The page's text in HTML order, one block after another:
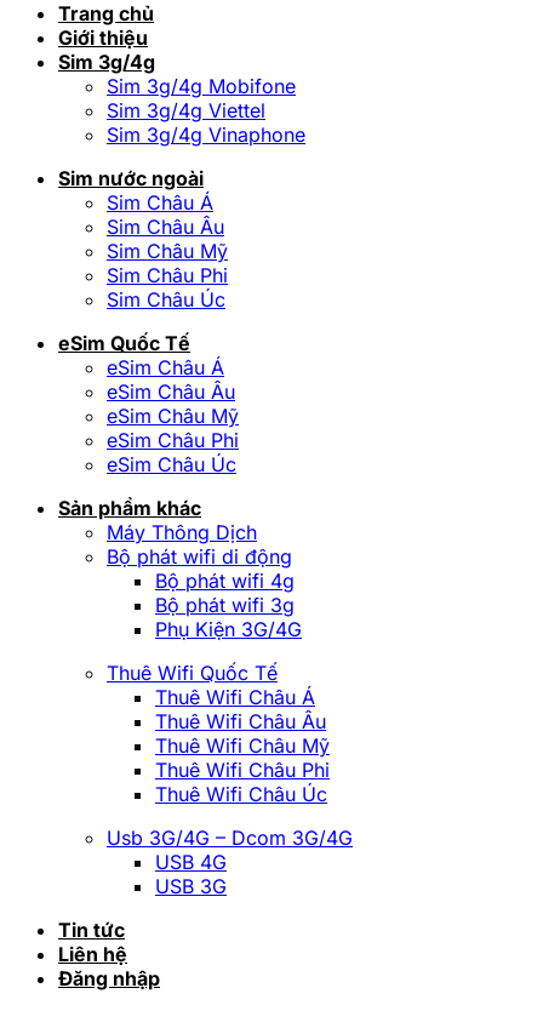
Trang chủ
Giới thiệu
Sim 3g/4g
Sim 3g/4g Mobifone
Sim 3g/4g Viettel
Sim 3g/4g Vinaphone
Sim nước ngoài
Sim Châu Á
Sim Châu Âu
Sim Châu Mỹ
Sim Châu Phi
Sim Châu Úc
eSim Quốc Tế
eSim Châu Á
eSim Châu Âu
eSim Châu Mỹ
eSim Châu Phi
eSim Châu Úc
Sản phẩm khác
Máy Thông Dịch
Bộ phát wifi di động
Bộ phát wifi 4g
Bộ phát wifi 3g
Phụ Kiện 3G/4G
Thuê Wifi Quốc Tế
Thuê Wifi Châu Á
Thuê Wifi Châu Âu
Thuê Wifi Châu Mỹ
Thuê Wifi Châu Phi
Thuê Wifi Châu Úc
Usb 3G/4G – Dcom 3G/4G
USB 4G
USB 3G
Tin tức
Liên hệ
Đăng nhập